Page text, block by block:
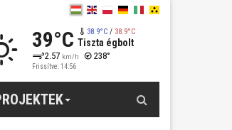
39°C 38.9°C/ 38.9°C
Tiszta égbolt
2.57 km/h 238°
Frissítve: 14:56